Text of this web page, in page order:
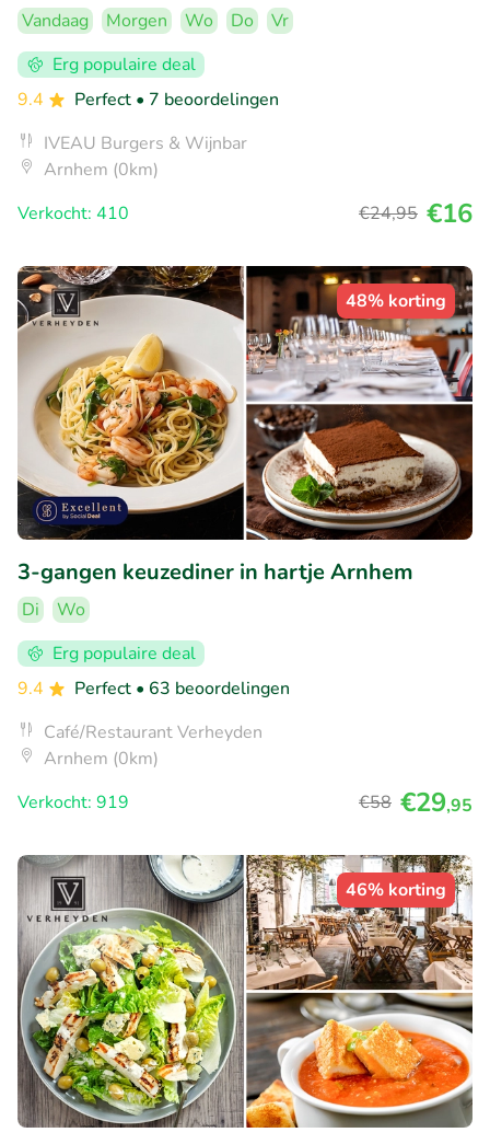
Vandaag Morgen Wo Do
Vr
Erg populaire deal
9.4
Perfect • 7 beoordelingen
IVEAU Burgers & Wijnbar
Arnhem (0km)
Verkocht: 410
€24,95 €16
48% korting
3-gangen keuzediner in hartje Arnhem
Di
Wo
Erg populaire deal
9.4
Perfect • 63 beoordelingen
Café/Restaurant Verheyden
Arnhem (0km)
Verkocht: 919
€58 €29,95
46% korting